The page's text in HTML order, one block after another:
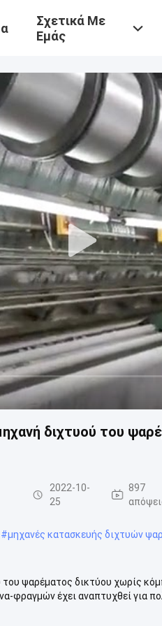
Σχετικά Με
Εμάς
διχτυού του
2022-10-
25
897
#μηχανές κατασκευής διχτυών
ψαρέματος δικτύου χωρίς
φραγμών έχει αναπτυχθεί για